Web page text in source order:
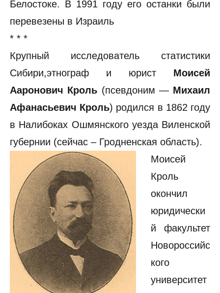
Белостоке. В 1991 году его останки были
перевезены в Израиль
* * *
Крупный исследователь статистики
Сибири,этнограф и юрист Моисей
Ааронович Кроль (псевдоним — Михаил
Афанасьевич Кроль) родился в 1862 году
в Налибоках Ошмянского уезда Виленской
губернии (сейчас – Гродненская область).
Моисей
Кроль
окончил
юридически
й факультет
Новороссийс
кого
университет